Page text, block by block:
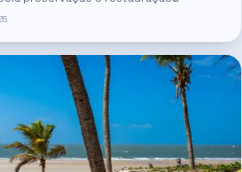
Pacto pela Alfabetização Ecológica